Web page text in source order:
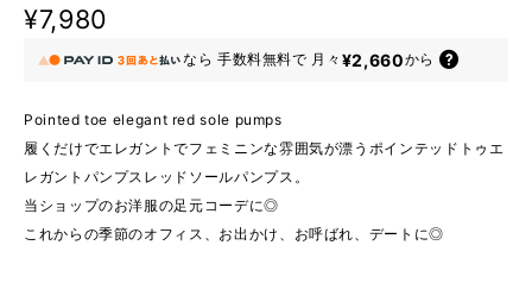
¥7,980
なら 手数料無料で 月々 ¥2,660から
Pointed toe elegant red sole pumps
履くだけでエレガントでフェミニンな雰囲気が漂うポインテッドトゥエ
レガントパンプスレッドソールパンプス。
当ショップのお洋服の足元コーデに◎
これからの季節のオフィス、お出かけ、お呼ばれ、デートに◎